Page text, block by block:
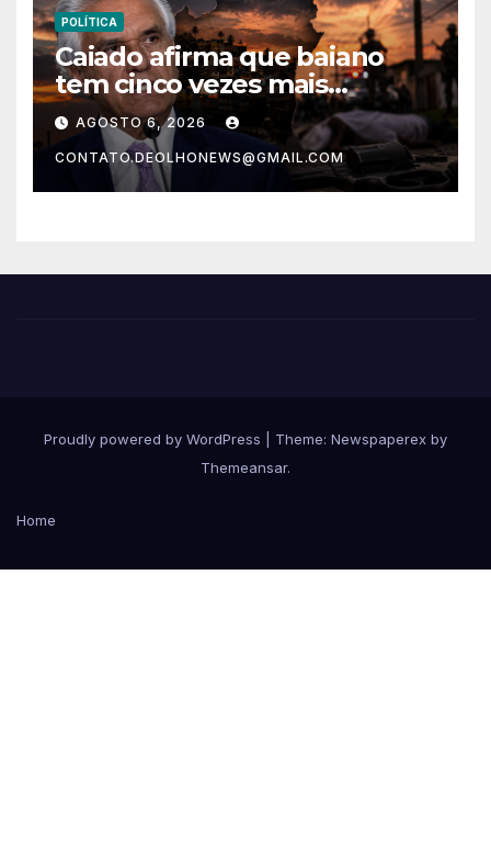
POLÍTICA
Caiado afirma que baiano
tem cinco vezes mais
chances de ser assassinado
do que um morador da
Ucrânia
AGOSTO 6, 2026
CONTATO.DEOLHONEWS@GMAIL.COM
Proudly powered by WordPress
Theme: Newspaperex by
Themeansar.
Home